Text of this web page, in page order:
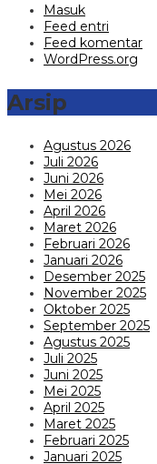
Masuk
Feed entri
Feed komentar
WordPress.org
Arsip
Agustus 2026
Juli 2026
Juni 2026
Mei 2026
April 2026
Maret 2026
Februari 2026
Januari 2026
Desember 2025
November 2025
Oktober 2025
September 2025
Agustus 2025
Juli 2025
Juni 2025
Mei 2025
April 2025
Maret 2025
Februari 2025
Januari 2025